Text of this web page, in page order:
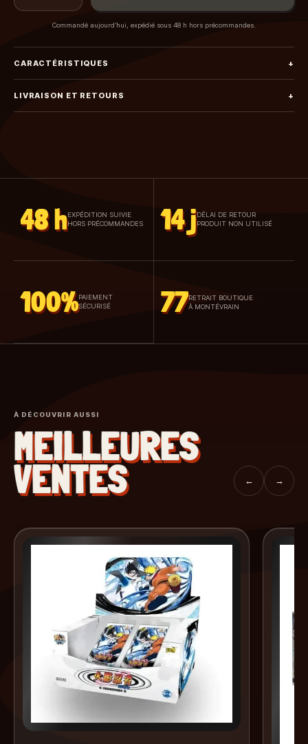
Commandé aujourd’hui, expédié sous 48 h hors précommandes.
CARACTÉRISTIQUES +
LIVRAISON ET RETOURS +
48 h EXPÉDITION SUIVIE
HORS PRÉCOMMANDES
14 jDÉLAI DE RETOUR
PRODUIT NON UTILISÉ
100% PAIEMENT
SÉCURISÉ
77RETRAIT BOUTIQUE
À MONTÉVRAIN
À DÉCOUVRIR AUSSI
MEILLEURES
VENTES ← →